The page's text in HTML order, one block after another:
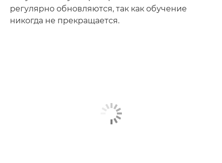
регулярно обновляются, так как обучение
никогда не прекращается.